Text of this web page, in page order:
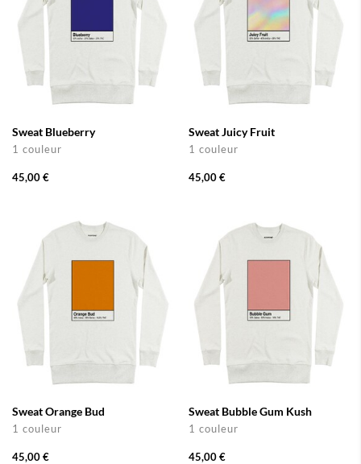
Sweat Blueberry
1 couleur
45,00 €
Sweat Juicy Fruit
1 couleur
45,00 €
Sweat Orange Bud
1 couleur
45,00 €
Sweat Bubble Gum Kush
1 couleur
45,00 €